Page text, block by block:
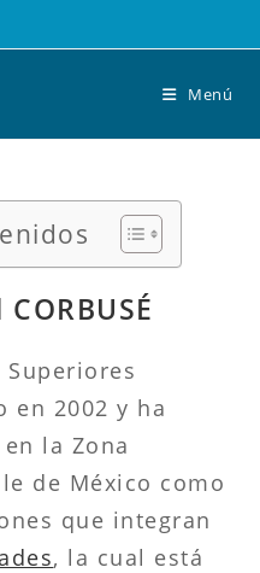
Menú
en 2002 y ha
la Zona
de México como
que integran
, la cual está